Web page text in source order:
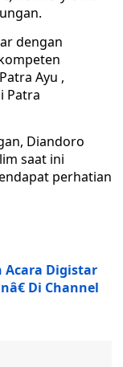
dengan
Ayu ,
Patra
Diandoro
saat ini
perhatian
Acara Digistar
Di Channel